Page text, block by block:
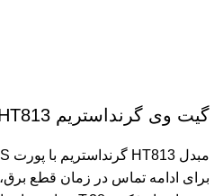
گیت وی گرنداستریم HT813